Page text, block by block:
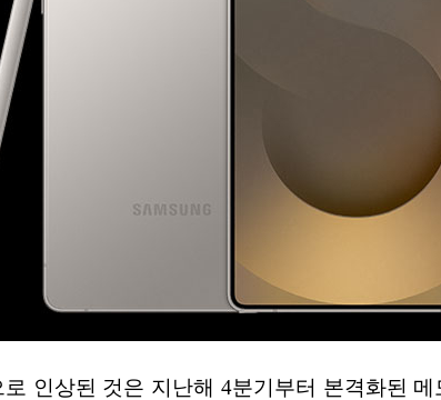
인상된 것은 지난해 4분기부터 본격화된